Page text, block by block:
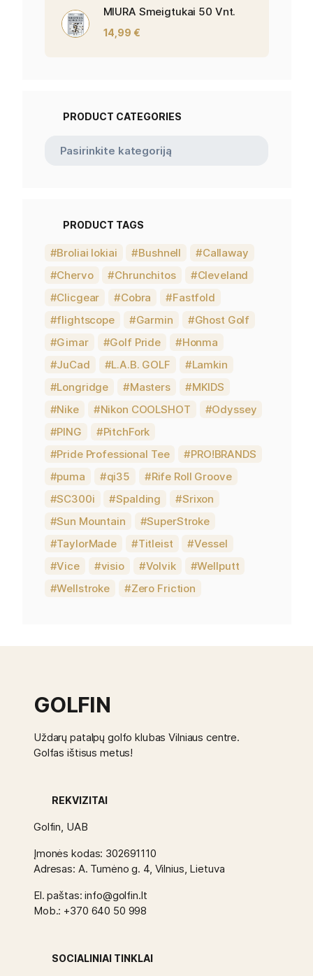
MIURA Smeigtukai 50 Vnt.
14,99 €
PRODUCT CATEGORIES
PRODUCT TAGS
Broliai lokiai Bushnell
Callaway
Chervo
Chrunchitos
Cleveland
Clicgear
Cobra
Fastfold
flightscope
Garmin
Ghost Golf
Gimar
Golf Pride
Honma
JuCad
L.A.B. GOLF
Lamkin
Longridge
Masters
MKIDS
Nike
Nikon COOLSHOT
Odyssey
PING
PitchFork
Pride Professional Tee
PRO!BRANDS
puma
qi35
Rife Roll Groove
SC300i
Spalding
Srixon
Sun Mountain
SuperStroke
TaylorMade
Titleist
Vessel
Vice
visio Volvik
Wellputt
Wellstroke
Zero Friction
GOLFIN
Uždarų patalpų golfo klubas Vilniaus centre.
Golfas ištisus metus!
REKVIZITAI
Golfin, UAB
Įmonės kodas: 302691110
Adresas: A. Tumėno g. 4, Vilnius, Lietuva
El. paštas: info@golfin.lt
Mob.: +370 640 50 998
SOCIALINIAI TINKLAI